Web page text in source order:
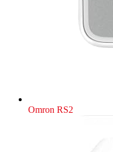
Omron RS2